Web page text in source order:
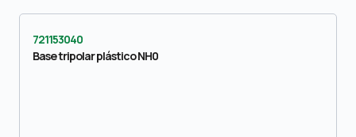
721153040
Base tripolar plástico NH0